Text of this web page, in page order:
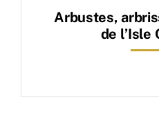
Arbustes,
de l’Isle